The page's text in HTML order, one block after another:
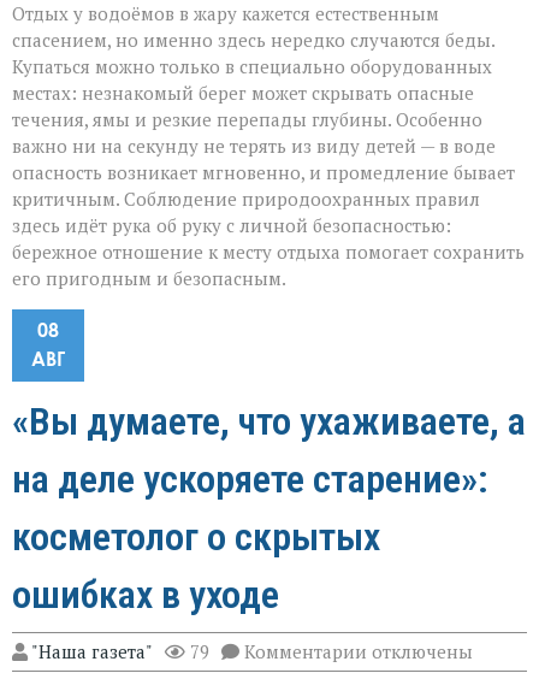
Отдых у водоёмов в жару кажется естественным
спасением, но именно здесь нередко случаются беды.
Купаться можно только в специально оборудованных
местах: незнакомый берег может скрывать опасные
течения, ямы и резкие перепады глубины. Особенно
важно ни на секунду не терять из виду детей — в воде
опасность возникает мгновенно, и промедление бывает
критичным. Соблюдение природоохранных правил
здесь идёт рука об руку с личной безопасностью:
бережное отношение к месту отдыха помогает сохранить
его пригодным и безопасным.
08
АВГ
«Вы думаете, что ухаживаете, а
на деле ускоряете старение»:
косметолог о скрытых
ошибках в уходе
"Наша газета" 79 Комментарии к
записи
отключены